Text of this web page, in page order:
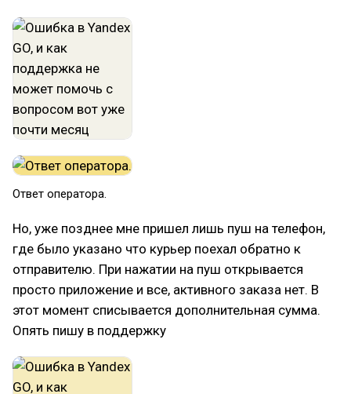
Ответ оператора.
Но, уже позднее мне пришел лишь пуш на телефон,
где было указано что курьер поехал обратно к
отправителю. При нажатии на пуш открывается
просто приложение и все, активного заказа нет. В
этот момент списывается дополнительная сумма.
Опять пишу в поддержку